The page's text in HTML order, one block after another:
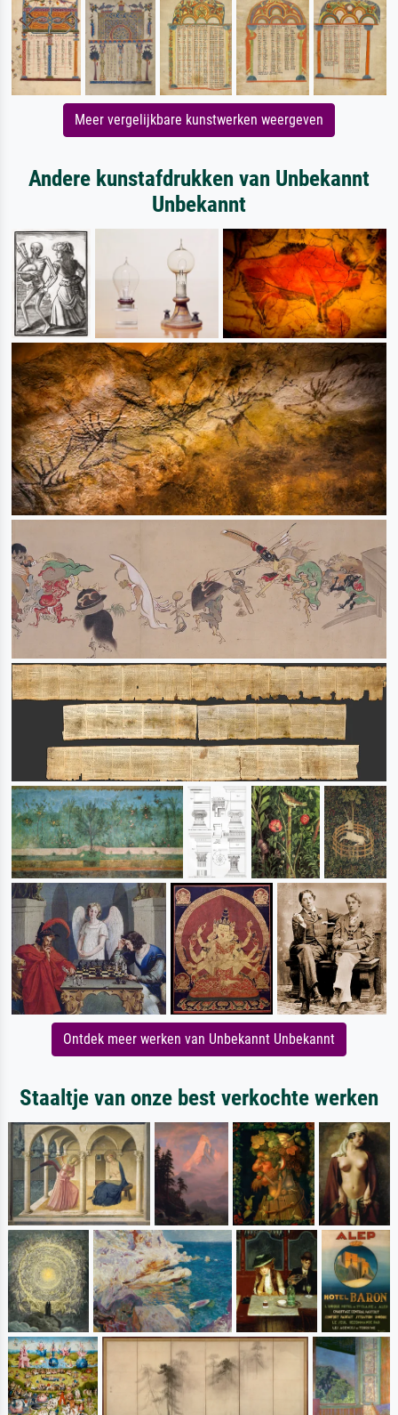
Meer vergelijkbare kunstwerken weergeven
Andere kunstafdrukken van Unbekannt
Unbekannt
Ontdek meer werken van Unbekannt Unbekannt
Staaltje van onze best verkochte werken